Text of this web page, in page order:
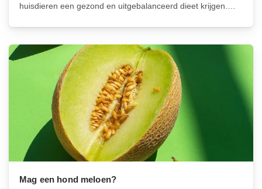
huisdieren een gezond en uitgebalanceerd dieet krijgen.
Het antwoord is ja, honden mogen mais eten, maar er zijn
enkele belangrijke...
Mag een hond meloen?